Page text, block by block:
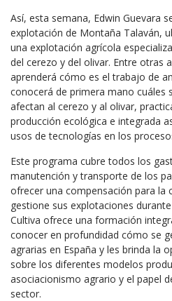
Así, esta semana, Edwin Guevara
explotación de Montaña Talaván,
una explotación agrícola
del cerezo y del olivar. Entre otras
aprenderá cómo es el trabajo de
conocerá de primera mano cuáles
afectan al cerezo y al olivar,
producción ecológica e integrada
usos de tecnologías en los
Este programa cubre todos los
manutención y transporte de los
ofrecer una compensación para la
gestione sus explotaciones
Cultiva ofrece una formación
conocer en profundidad cómo se
agrarias en España y les brinda la
sobre los diferentes modelos
asociacionismo agrario y el papel
sector.